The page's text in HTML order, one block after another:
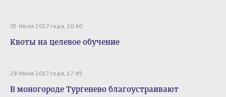
05 Июля 2017 года, 10:40
Квоты на целевое обучение
28 Июня 2017 года, 17:49
В моногороде Тургенево благоустраивают